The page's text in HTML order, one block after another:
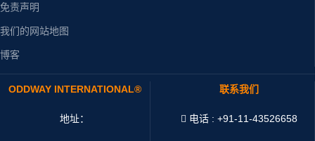
免责声明
我们的网站地图
博客
ODDWAY INTERNATIONAL®
地址：
联系我们
电话 : +91-11-43526658